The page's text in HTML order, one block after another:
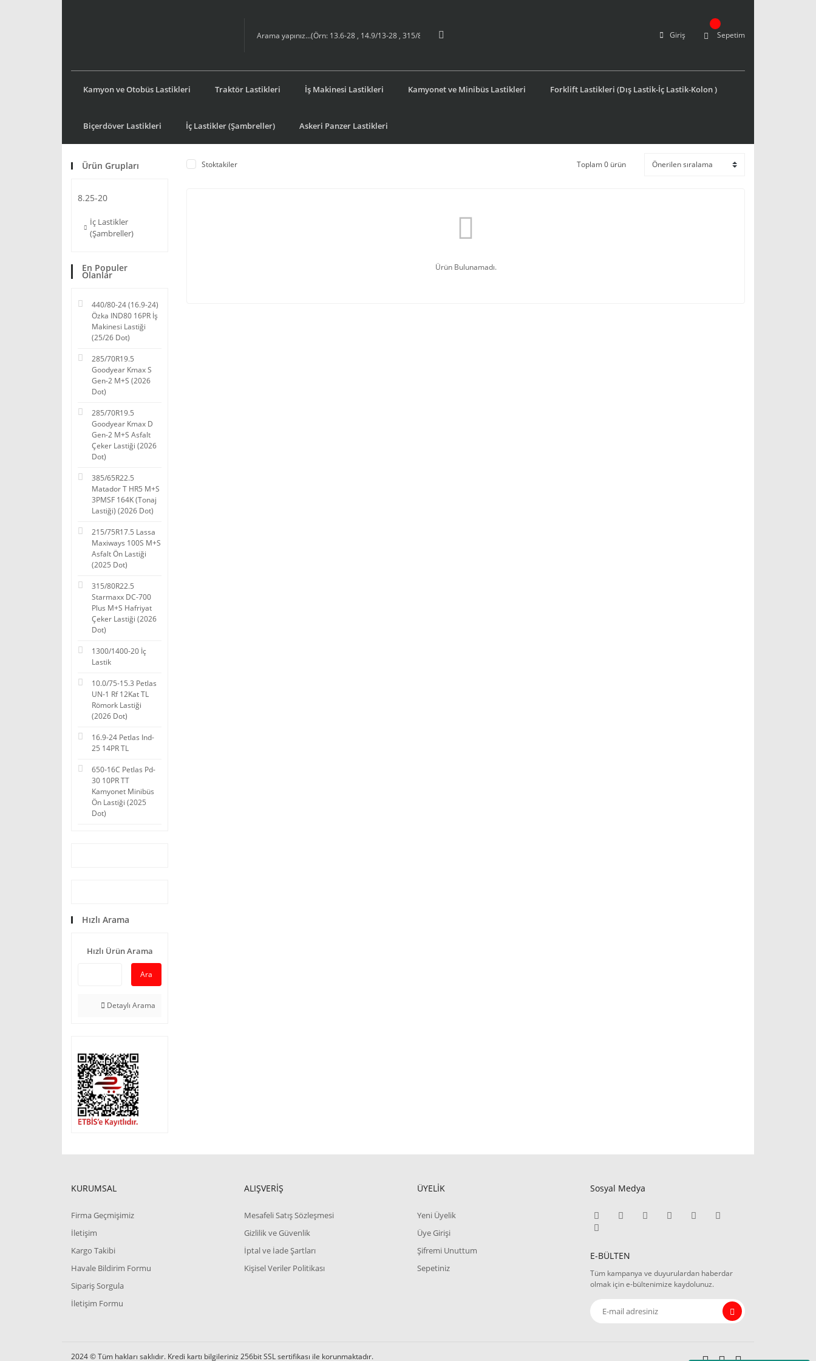
Giriş Sepetim
Kamyon ve Otobüs Lastikleri Traktör Lastikleri İş Makinesi Lastikleri Kamyonet ve Minibüs Lastikleri Forklift Lastikleri (Dış Lastik-İç Lastik-Kolon )
Biçerdöver Lastikleri İç Lastikler (Şambreller) Askeri Panzer Lastikleri
Ürün Grupları
8.25-20
İç Lastikler
(Şambreller)
En Populer
Olanlar
440/80-24 (16.9-24)
Özka IND80 16PR İş
Makinesi Lastiği
(25/26 Dot)
285/70R19.5
Goodyear Kmax S
Gen-2 M+S (2026
Dot)
285/70R19.5
Goodyear Kmax D
Gen-2 M+S Asfalt
Çeker Lastiği (2026
Dot)
385/65R22.5
Matador T HR5 M+S
3PMSF 164K (Tonaj
Lastiği) (2026 Dot)
215/75R17.5 Lassa
Maxiways 100S M+S
Asfalt Ön Lastiği
(2025 Dot)
315/80R22.5
Starmaxx DC-700
Plus M+S Hafriyat
Çeker Lastiği (2026
Dot)
1300/1400-20 İç
Lastik
10.0/75-15.3 Petlas
UN-1 Rf 12Kat TL
Römork Lastiği
(2026 Dot)
16.9-24 Petlas Ind-
25 14PR TL
650-16C Petlas Pd-
30 10PR TT
Kamyonet Minibüs
Ön Lastiği (2025
Dot)
Hızlı Arama
Hızlı Ürün Arama
Ara
Detaylı Arama
Stoktakiler Toplam 0 ürün
Ürün Bulunamadı.
KURUMSAL
Firma Geçmişimiz
İletişim
Kargo Takibi
Havale Bildirim Formu
Sipariş Sorgula
İletişim Formu
ALIŞVERİŞ
Mesafeli Satış Sözleşmesi
Gizlilik ve Güvenlik
İptal ve İade Şartları
Kişisel Veriler Politikası
ÜYELİK
Yeni Üyelik
Üye Girişi
Şifremi Unuttum
Sepetiniz
Sosyal Medya
E-BÜLTEN
Tüm kampanya ve duyurulardan haberdar
olmak için e-bültenimize kaydolunuz.
2024 © Tüm hakları saklıdır. Kredi kartı bilgileriniz 256bit SSL sertifikası ile korunmaktadır.